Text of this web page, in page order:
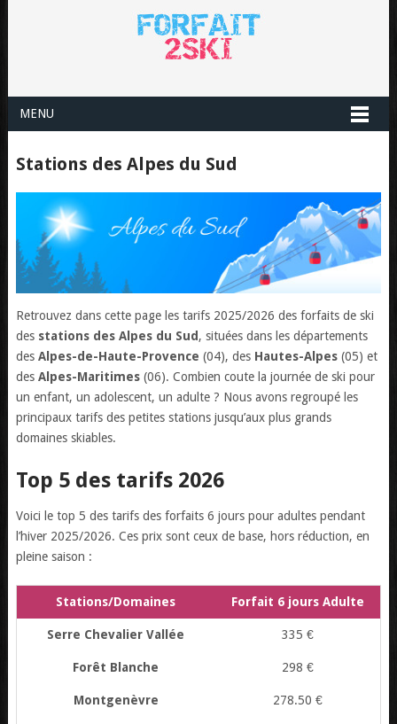
MENU
Stations des Alpes du Sud
Retrouvez dans cette page les tarifs 2025/2026 des forfaits de ski
des stations des Alpes du Sud , situées dans les départements
des Alpes-de-Haute-Provence (04), des Hautes-Alpes(05) et
des Alpes-Maritimes(06). Combien coute la journée de ski pour
un enfant, un adolescent, un adulte ? Nous avons regroupé les
principaux tarifs des petites stations jusqu’aux plus grands
domaines skiables.
Top 5 des tarifs 2026
Voici le top 5 des tarifs des forfaits 6 jours pour adultes pendant
l’hiver 2025/2026. Ces prix sont ceux de base, hors réduction, en
pleine saison :
Stations/Domaines Forfait 6 jours Adulte
Serre Chevalier Vallée 335 €
Forêt Blanche 298 €
Montgenèvre 278.50 €